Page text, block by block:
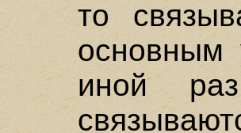
то
основным
иной